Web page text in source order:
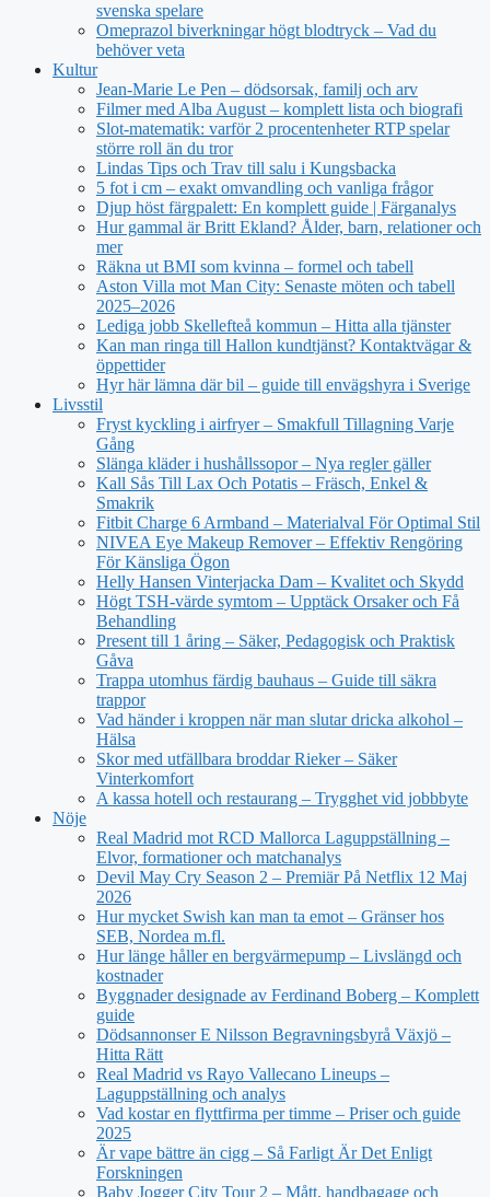
svenska spelare
Omeprazol biverkningar högt blodtryck – Vad du
behöver veta
Kultur
Jean‑Marie Le Pen – dödsorsak, familj och arv
Filmer med Alba August – komplett lista och biografi
Slot-matematik: varför 2 procentenheter RTP spelar
större roll än du tror
Lindas Tips och Trav till salu i Kungsbacka
5 fot i cm – exakt omvandling och vanliga frågor
Djup höst färgpalett: En komplett guide | Färganalys
Hur gammal är Britt Ekland? Ålder, barn, relationer och
mer
Räkna ut BMI som kvinna – formel och tabell
Aston Villa mot Man City: Senaste möten och tabell
2025–2026
Lediga jobb Skellefteå kommun – Hitta alla tjänster
Kan man ringa till Hallon kundtjänst? Kontaktvägar &
öppettider
Hyr här lämna där bil – guide till envägshyra i Sverige
Livsstil
Fryst kyckling i airfryer – Smakfull Tillagning Varje
Gång
Slänga kläder i hushållssopor – Nya regler gäller
Kall Sås Till Lax Och Potatis – Fräsch, Enkel &
Smakrik
Fitbit Charge 6 Armband – Materialval För Optimal Stil
NIVEA Eye Makeup Remover – Effektiv Rengöring
För Känsliga Ögon
Helly Hansen Vinterjacka Dam – Kvalitet och Skydd
Högt TSH-värde symtom – Upptäck Orsaker och Få
Behandling
Present till 1 åring – Säker, Pedagogisk och Praktisk
Gåva
Trappa utomhus färdig bauhaus – Guide till säkra
trappor
Vad händer i kroppen när man slutar dricka alkohol –
Hälsa
Skor med utfällbara broddar Rieker – Säker
Vinterkomfort
A kassa hotell och restaurang – Trygghet vid jobbbyte
Nöje
Real Madrid mot RCD Mallorca Laguppställning –
Elvor, formationer och matchanalys
Devil May Cry Season 2 – Premiär På Netflix 12 Maj
2026
Hur mycket Swish kan man ta emot – Gränser hos
SEB, Nordea m.fl.
Hur länge håller en bergvärmepump – Livslängd och
kostnader
Byggnader designade av Ferdinand Boberg – Komplett
guide
Dödsannonser E Nilsson Begravningsbyrå Växjö –
Hitta Rätt
Real Madrid vs Rayo Vallecano Lineups –
Laguppställning och analys
Vad kostar en flyttfirma per timme – Priser och guide
2025
Är vape bättre än cigg – Så Farligt Är Det Enligt
Forskningen
Baby Jogger City Tour 2 – Mått, handbagage och